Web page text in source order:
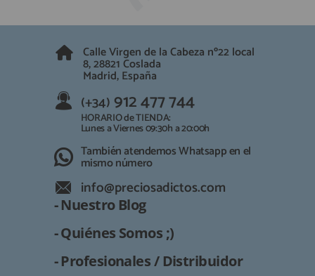
Calle Virgen de la Cabeza nº22 local
8, 28821 Coslada
Madrid, España
(+34) 912 477 744
HORARIO de TIENDA:
Lunes a Viernes 09:30h a 20:00h
También atendemos Whatsapp en el
mismo número
info@preciosadictos.com
- Nuestro Blog
- Quiénes Somos ;)
- Profesionales / Distribuidor